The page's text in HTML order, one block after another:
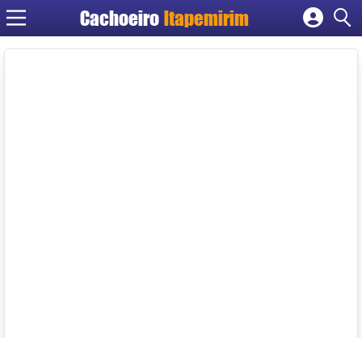
Cachoeiro Itapemirim
Cadastrar empresa